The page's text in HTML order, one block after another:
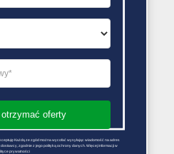
oferty
Każdą ze zgód można wycofać wysyłając wiadomość na adres
zgodnie z jego polityką ochrony danych. Więcej informacji w
prywatności